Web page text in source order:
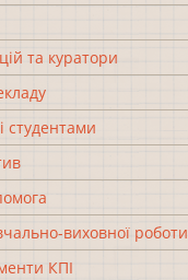
та куратори
студентами
виховної роботи
КПІ